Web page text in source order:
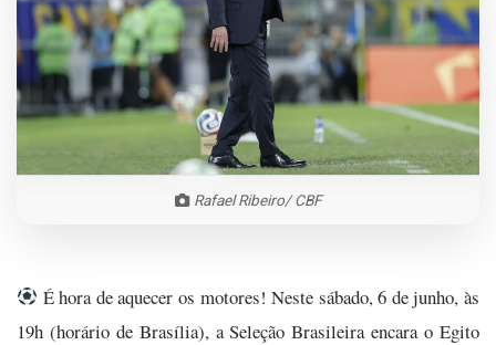
Rafael Ribeiro/ CBF
É hora de aquecer os motores! Neste sábado, 6 de junho, às
19h (horário de Brasília), a Seleção Brasileira encara o Egito